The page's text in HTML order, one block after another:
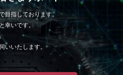
目指しております。
幸いです。
いいたします。